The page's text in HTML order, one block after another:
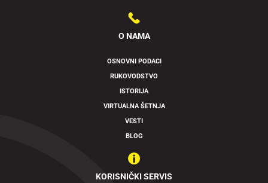
O NAMA
OSNOVNI PODACI
RUKOVODSTVO
ISTORIJA
VIRTUALNA ŠETNJA
VESTI
BLOG
KORISNIČKI SERVIS